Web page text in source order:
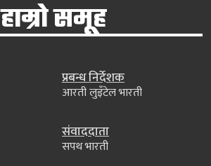
हाम्रो समूह
प्रबन्ध निर्देशक
आरती लुइँटेल भारती
संवाददाता
सपथ भारती